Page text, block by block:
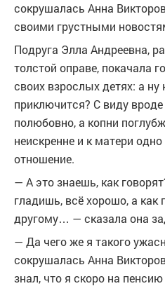
сокрушалась Анна
своими грустными
Подруга Элла Андреевна,
толстой оправе, покачала
своих взрослых детях: а ну
приключится? С виду
полюбовно, а копни
неискренне и к матери
отношение.
— А это знаешь, как
гладишь, всё хорошо, а как
другому… — сказала она
— Да чего же я такого
сокрушалась Анна
знал, что я скоро на